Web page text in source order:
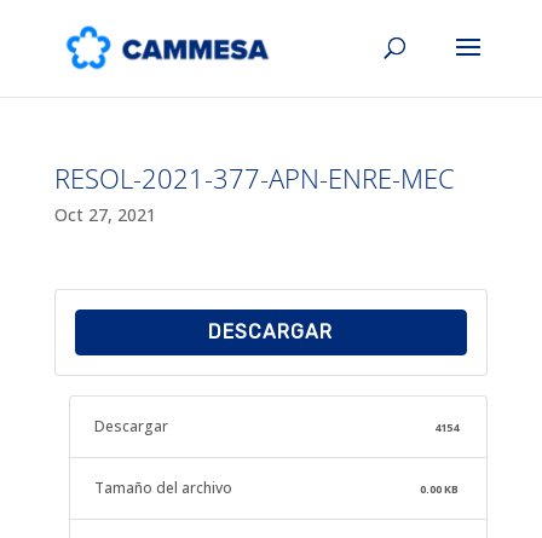
RESOL-2021-377-APN-ENRE-MEC
Oct 27, 2021
DESCARGAR
Descargar 4154
Tamaño del archivo 0.00 KB